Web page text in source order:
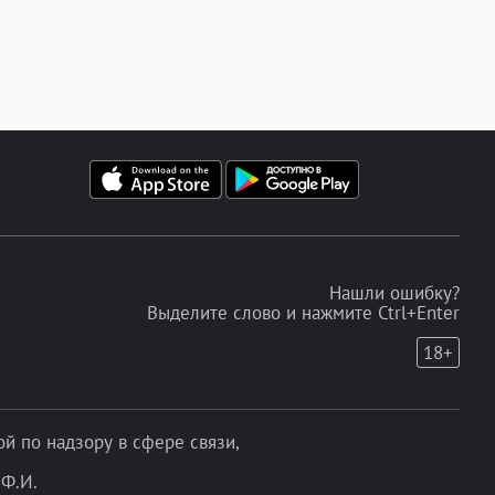
Нашли ошибку?
Выделите слово и нажмите Ctrl+Enter
18+
по надзору в сфере связи,
Ф.И.